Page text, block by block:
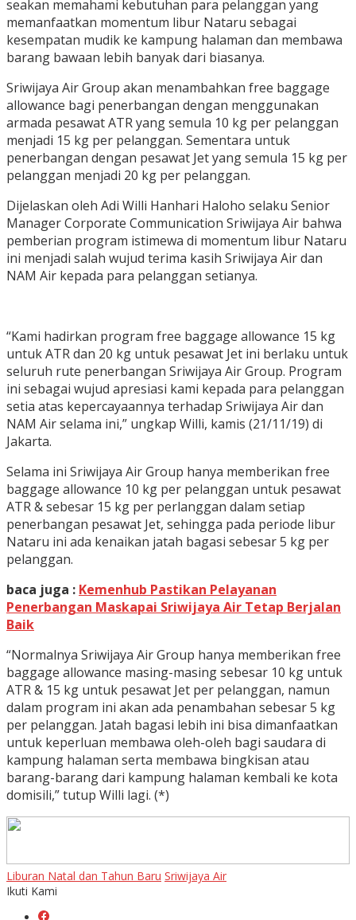
seakan memahami kebutuhan para pelanggan yang
memanfaatkan momentum libur Nataru sebagai
kesempatan mudik ke kampung halaman dan membawa
barang bawaan lebih banyak dari biasanya.
Sriwijaya Air Group akan menambahkan free baggage
allowance bagi penerbangan dengan menggunakan
armada pesawat ATR yang semula 10 kg per pelanggan
menjadi 15 kg per pelanggan. Sementara untuk
penerbangan dengan pesawat Jet yang semula 15 kg per
pelanggan menjadi 20 kg per pelanggan.
Dijelaskan oleh Adi Willi Hanhari Haloho selaku Senior
Manager Corporate Communication Sriwijaya Air bahwa
pemberian program istimewa di momentum libur Nataru
ini menjadi salah wujud terima kasih Sriwijaya Air dan
NAM Air kepada para pelanggan setianya.
“Kami hadirkan program free baggage allowance 15 kg
untuk ATR dan 20 kg untuk pesawat Jet ini berlaku untuk
seluruh rute penerbangan Sriwijaya Air Group. Program
ini sebagai wujud apresiasi kami kepada para pelanggan
setia atas kepercayaannya terhadap Sriwijaya Air dan
NAM Air selama ini,” ungkap Willi, kamis (21/11/19) di
Jakarta.
Selama ini Sriwijaya Air Group hanya memberikan free
baggage allowance 10 kg per pelanggan untuk pesawat
ATR & sebesar 15 kg per perlanggan dalam setiap
penerbangan pesawat Jet, sehingga pada periode libur
Nataru ini ada kenaikan jatah bagasi sebesar 5 kg per
pelanggan.
baca juga : Kemenhub Pastikan Pelayanan
Penerbangan Maskapai Sriwijaya Air Tetap Berjalan
Baik
“Normalnya Sriwijaya Air Group hanya memberikan free
baggage allowance masing-masing sebesar 10 kg untuk
ATR & 15 kg untuk pesawat Jet per pelanggan, namun
dalam program ini akan ada penambahan sebesar 5 kg
per pelanggan. Jatah bagasi lebih ini bisa dimanfaatkan
untuk keperluan membawa oleh-oleh bagi saudara di
kampung halaman serta membawa bingkisan atau
barang-barang dari kampung halaman kembali ke kota
domisili,” tutup Willi lagi. (*)
Liburan Natal dan Tahun Baru Sriwijaya Air
Ikuti Kami